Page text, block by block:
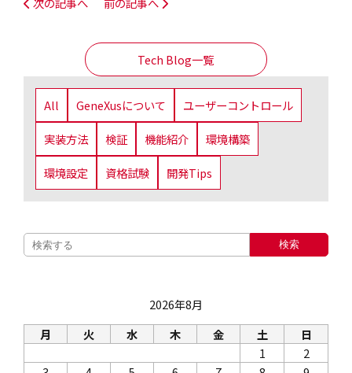
Tech Blog一覧
All GeneXusについて ユーザーコントロール
実装方法 検証 機能紹介 環境構築
環境設定 資格試験 開発Tips
検索
2026年8月
月
火 水 木 金 土 日
1
2